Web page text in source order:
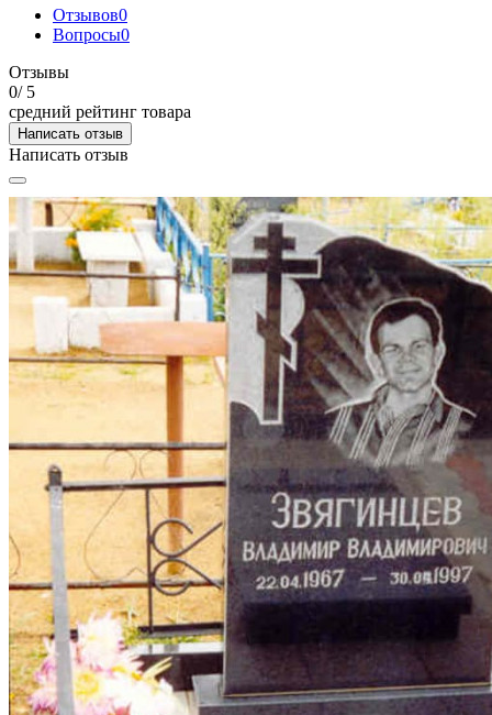
Отзывов0
Вопросы0
Отзывы
0/ 5
средний рейтинг товара
Написать отзыв
Написать отзыв